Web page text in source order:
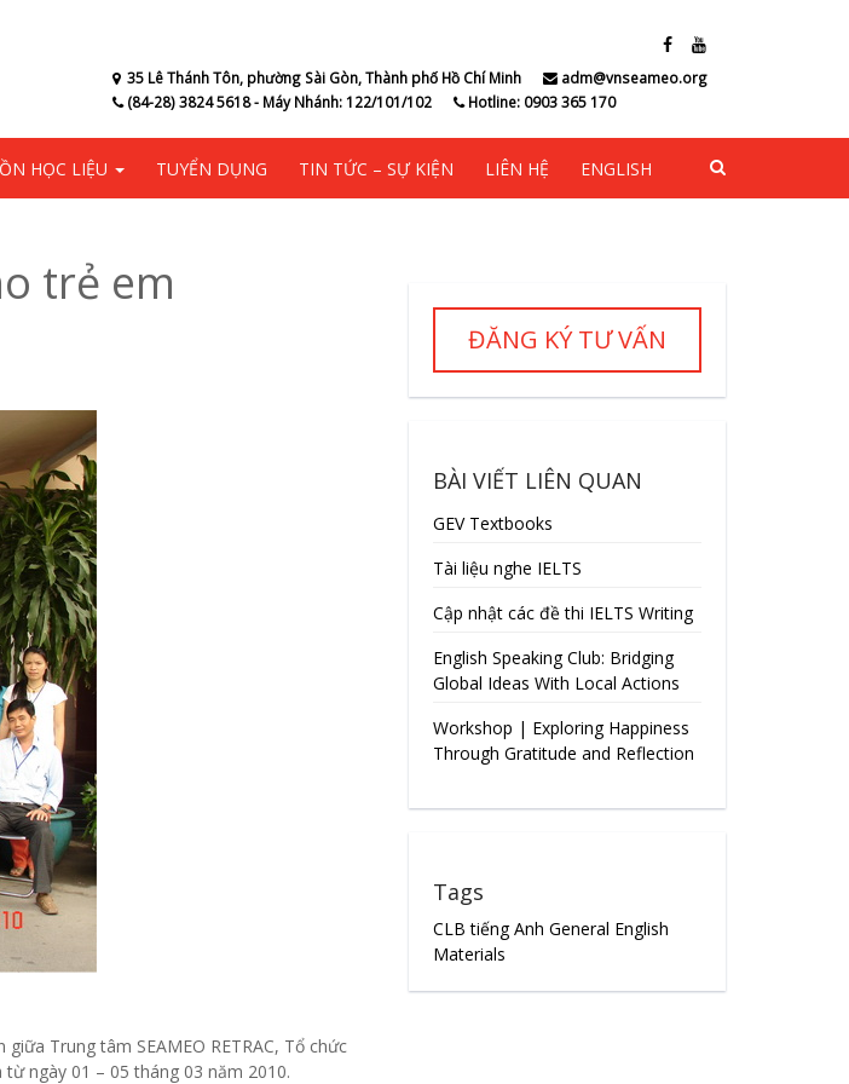
35 Lê Thánh Tôn, phường Sài Gòn, Thành phố Hồ Chí Minh
adm@vnseameo.org
(84-28) 3824 5618 - Máy Nhánh: 122/101/102
Hotline: 0903 365 170
HỌC LIỆU TUYỂN DỤNG TIN TỨC – SỰ KIỆN LIÊN HỆ ENGLISH
trẻ em
Trung tâm SEAMEO RETRAC, Tổ chức
ngày 01 – 05 tháng 03 năm 2010.
ĐĂNG KÝ TƯ VẤN
BÀI VIẾT LIÊN QUAN
GEV Textbooks
Tài liệu nghe IELTS
Cập nhật các đề thi IELTS Writing
English Speaking Club: Bridging
Global Ideas With Local Actions
Workshop | Exploring Happiness
Through Gratitude and Reflection
Tags
CLB tiếng Anh General English
Materials